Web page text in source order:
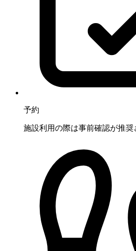
予約
施設利用の際は事前確認が推奨